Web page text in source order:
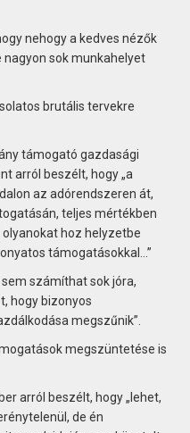
nehogy a kedves nézők
nagyon sok munkahelyet
brutális tervekre
támogató gazdasági
arról beszélt, hogy „a
az adórendszeren át,
teljes mértékben
hoz helyzetbe
támogatásokkal…”
számíthat sok jóra,
hogy bizonyos
megszűnik”.
megszüntetése is
arról beszélt, hogy „lehet,
de én